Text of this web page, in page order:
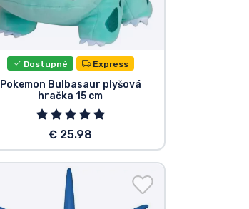
Dostupné Express
Pokemon Bulbasaur plyšová
hračka 15 cm
€ 25.98